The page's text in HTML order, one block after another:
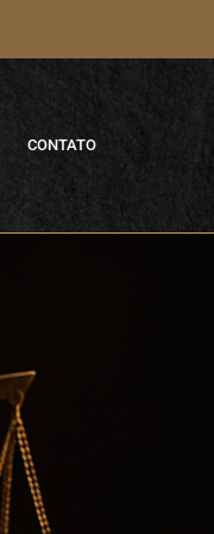
CONTATO